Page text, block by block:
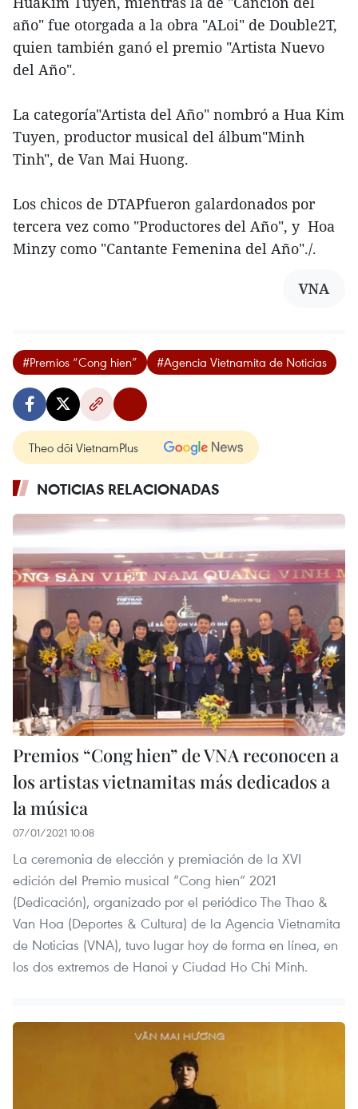
año" fue otorgada a la obra "ALoi" de Double2T,
quien también ganó el premio "Artista Nuevo
del Año".
La categoría"Artista del Año" nombró a Hua Kim
Tuyen, productor musical del álbum"Minh
Tinh", de Van Mai Huong.
Los chicos de DTAPfueron galardonados por
tercera vez como "Productores del Año", y Hoa
Minzy como "Cantante Femenina del Año"./.
VNA
#Premios “Cong hien” #Agencia Vietnamita de Noticias
Theo dõi VietnamPlus
NOTICIAS RELACIONADAS
Premios “Cong hien” de VNA reconocen a
los artistas vietnamitas más dedicados a
la música
07/01/2021 10:08
La ceremonia de elección y premiación de la XVI
edición del Premio musical “Cong hien” 2021
(Dedicación), organizado por el periódico The Thao &
Van Hoa (Deportes & Cultura) de la Agencia Vietnamita
de Noticias (VNA), tuvo lugar hoy de forma en línea, en
los dos extremos de Hanoi y Ciudad Ho Chi Minh.